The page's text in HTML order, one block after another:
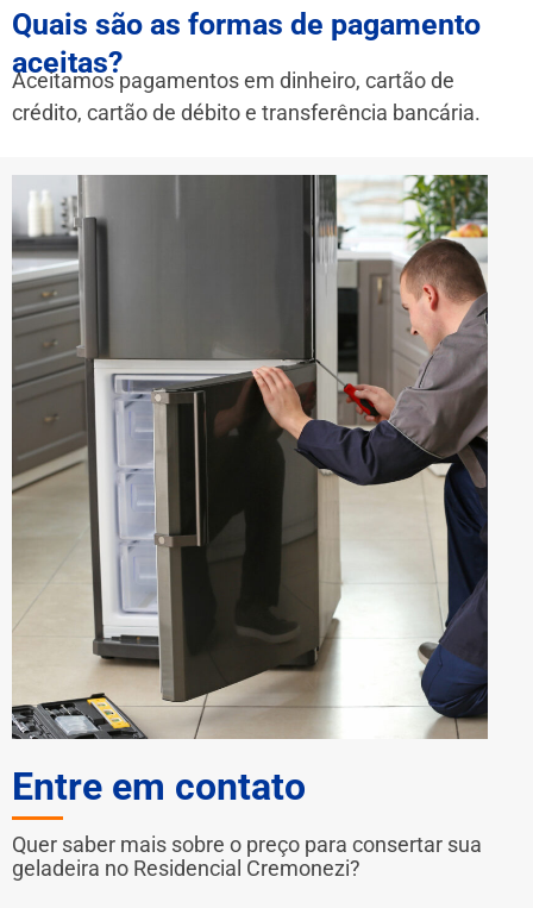
Quais são as formas de pagamento
aceitas?
Aceitamos pagamentos em dinheiro, cartão de
crédito, cartão de débito e transferência bancária.
Entre em contato
Quer saber mais sobre o preço para consertar sua
geladeira no Residencial Cremonezi?